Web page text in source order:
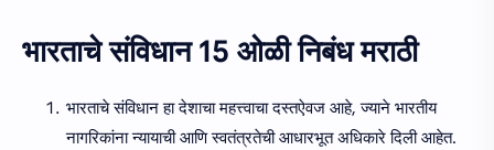
भारताचे संविधान 15 ओळी निबंध मराठी
भारताचे संविधान हा देशाचा महत्त्वाचा दस्तऐवज आहे, ज्याने भारतीय
नागरिकांना न्यायाची आणि स्वतंत्रतेची आधारभूत अधिकारे दिली आहेत.